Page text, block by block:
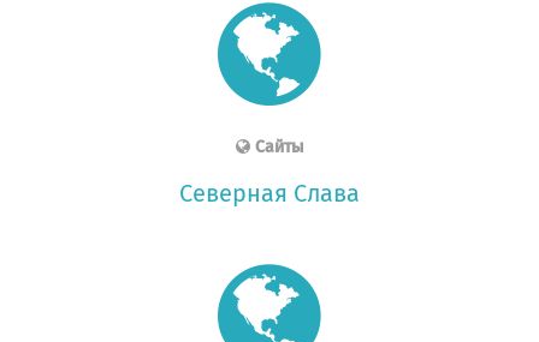
Сайты
Северная Слава